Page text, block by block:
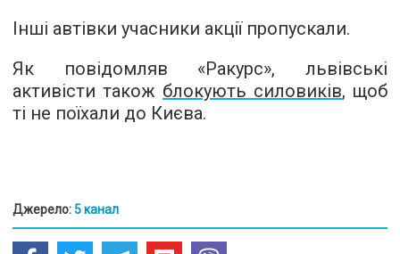
Інші автівки учасники акції пропускали.
Як повідомляв «Ракурс», львівські
активісти також блокують силовиків, щоб
ті не поїхали до Києва.
Джерело:5 канал